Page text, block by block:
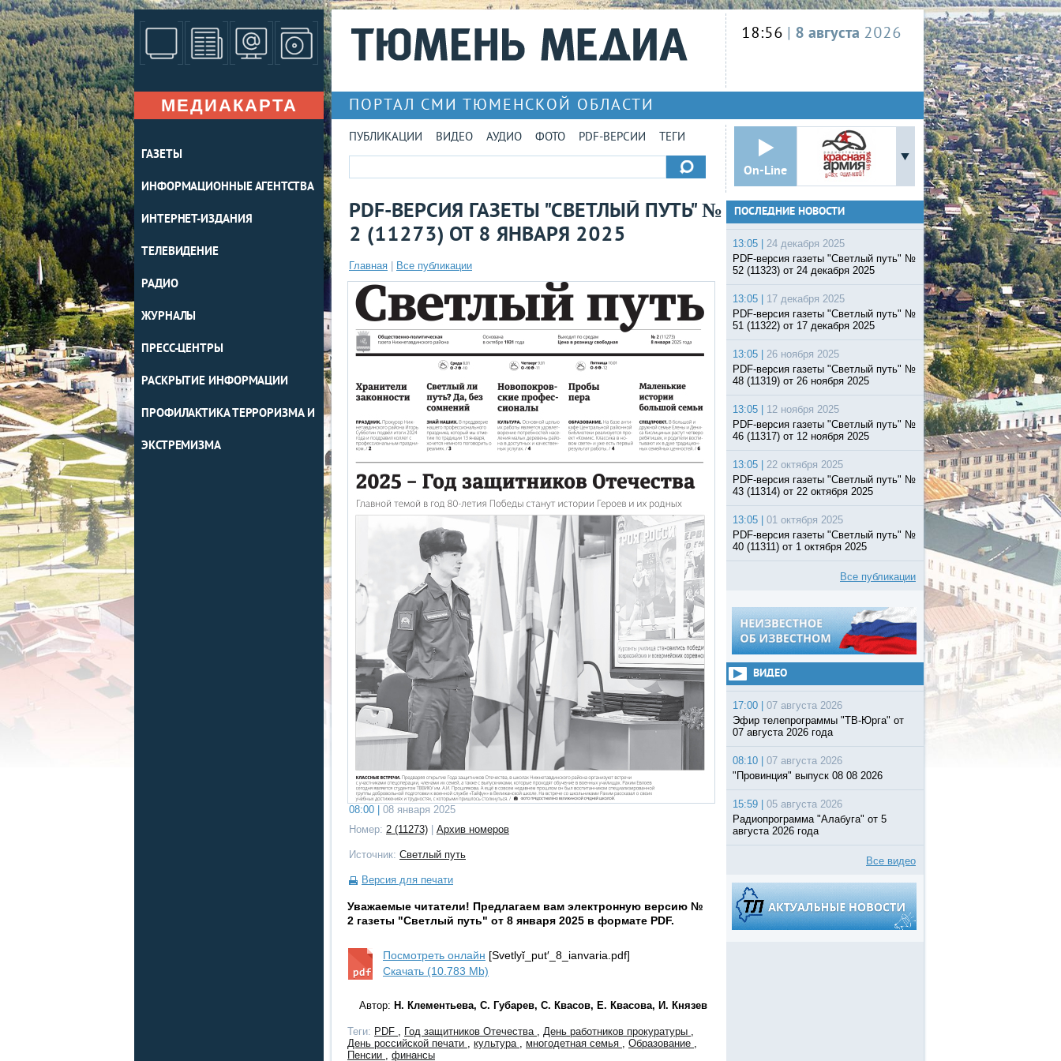
МЕДИАКАРТА
ГАЗЕТЫ
ИНФОРМАЦИОННЫЕ АГЕНТСТВА
ИНТЕРНЕТ-ИЗДАНИЯ
ТЕЛЕВИДЕНИЕ
РАДИО
ЖУРНАЛЫ
ПРЕСС-ЦЕНТРЫ
РАСКРЫТИЕ ИНФОРМАЦИИ
ПРОФИЛАКТИКА ТЕРРОРИЗМА И
ЭКСТРЕМИЗМА
18:56 | 8 августа 2026
ПОРТАЛ СМИ ТЮМЕНСКОЙ ОБЛАСТИ
ПУБЛИКАЦИИ ВИДЕО АУДИО ФОТО PDF-ВЕРСИИ ТЕГИ
On-Line
PDF-ВЕРСИЯ ГАЗЕТЫ "СВЕТЛЫЙ ПУТЬ" №
2 (11273) ОТ 8 ЯНВАРЯ 2025
Главная Все публикации
08:00 |
08 января 2025
Номер: 2 (11273) Архив номеров
Источник: Светлый путь
Версия для печати
Уважаемые читатели! Предлагаем вам электронную версию №
2 газеты "Светлый путь" от 8 января 2025 в формате PDF.
Посмотреть онлайн [Svetlyĭ_put′_8_ianvaria.pdf]
Скачать (10.783 Mb)
Автор: Н. Клементьева, С. Губарев, С. Квасов, Е. Квасова, И. Князев
Теги: PDF , Год защитников Отечества , День работников прокуратуры ,
День российской печати , культура , многодетная семья , Образование ,
Пенсии , финансы
ПОСЛЕДНИЕ НОВОСТИ
13:05 |
24 декабря 2025
PDF-версия газеты "Светлый путь" №
52 (11323) от 24 декабря 2025
13:05 |
17 декабря 2025
PDF-версия газеты "Светлый путь" №
51 (11322) от 17 декабря 2025
13:05 |
26 ноября 2025
PDF-версия газеты "Светлый путь" №
48 (11319) от 26 ноября 2025
13:05 |
12 ноября 2025
PDF-версия газеты "Светлый путь" №
46 (11317) от 12 ноября 2025
13:05 |
22 октября 2025
PDF-версия газеты "Светлый путь" №
43 (11314) от 22 октября 2025
13:05 |
01 октября 2025
PDF-версия газеты "Светлый путь" №
40 (11311) от 1 октября 2025
Все публикации
ВИДЕО
17:00 |
07 августа 2026
Эфир телепрограммы "ТВ-Юрга" от
07 августа 2026 года
08:10 |
07 августа 2026
"Провинция" выпуск 08 08 2026
15:59 |
05 августа 2026
Радиопрограмма "Алабуга" от 5
августа 2026 года
Все видео